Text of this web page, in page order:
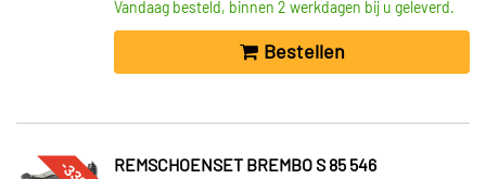
Vandaag besteld, binnen 2 werkdagen bij u geleverd.
Bestellen
REMSCHOENSET BREMBO S 85 546